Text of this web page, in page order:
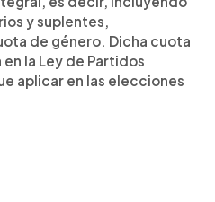
y suplentes,
de género. Dicha cuota
la Ley de Partidos
aplicar en las elecciones